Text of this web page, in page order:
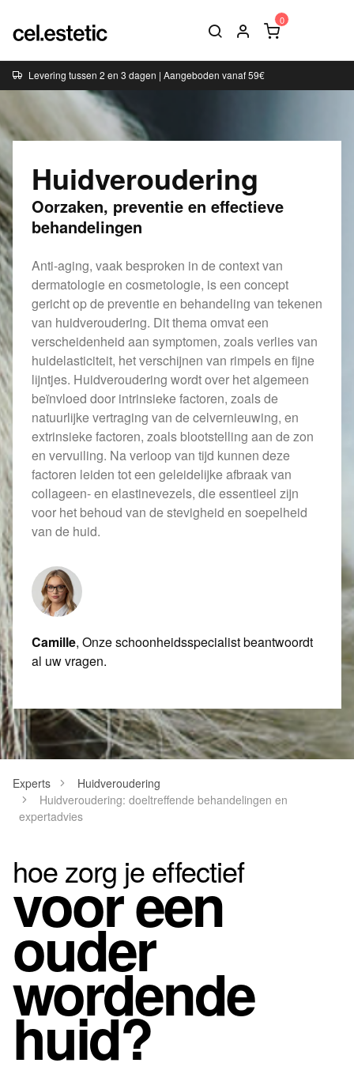
Levering tussen 2 en 3 dagen | Aangeboden vanaf 59€
Huidveroudering
Oorzaken, preventie en effectieve
behandelingen
Anti-aging, vaak besproken in de context van
dermatologie en cosmetologie, is een concept
gericht op de preventie en behandeling van tekenen
van huidveroudering. Dit thema omvat een
verscheidenheid aan symptomen, zoals verlies van
huidelasticiteit, het verschijnen van rimpels en fijne
lijntjes. Huidveroudering wordt over het algemeen
beïnvloed door intrinsieke factoren, zoals de
natuurlijke vertraging van de celvernieuwing, en
extrinsieke factoren, zoals blootstelling aan de zon
en vervuiling. Na verloop van tijd kunnen deze
factoren leiden tot een geleidelijke afbraak van
collageen- en elastinevezels, die essentieel zijn
voor het behoud van de stevigheid en soepelheid
van de huid.
Camille, Onze schoonheidsspecialist beantwoordt
al uw vragen.
Experts
Huidveroudering
Huidveroudering: doeltreffende behandelingen en
expertadvies
hoe zorg je effectief
voor een
ouder
wordende
huid?